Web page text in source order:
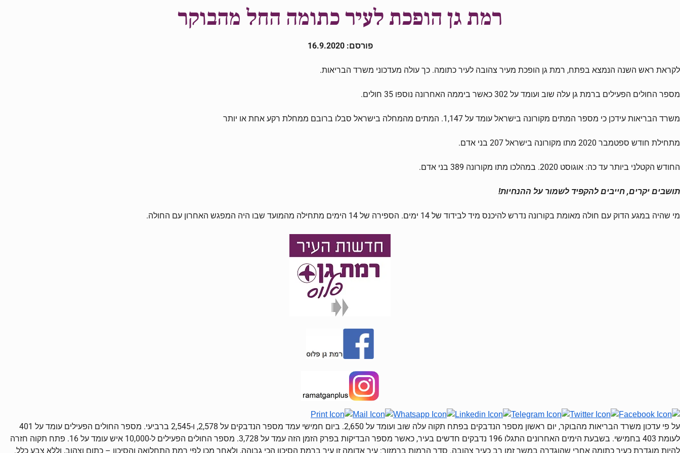
רמת גן הופכת לעיר כתומה החל מהבוקר
פורסם: 16.9.2020
לקראת ראש השנה הנמצא בפתח, רמת גן הופכת מעיר צהובה לעיר כתומה. כך עולה מעדכוני משרד הבריאות.
מספר החולים הפעילים ברמת גן עלה שוב ועומד על 302 כאשר ביממה האחרונה נוספו 35 חולים.
משרד הבריאות עידכן כי מספר המתים מקורונה בישראל עומד על 1,147. המתים מהמחלה בישראל סבלו ברובם ממחלת רקע אחת או יותר
מתחילת חודש ספטמבר 2020 מתו מקורונה בישראל 207 בני אדם.
החודש הקטלני ביותר עד כה: אוגוסט 2020. במהלכו מתו מקורונה 389 בני אדם.
תושבים יקרים, חייבים להקפיד לשמור על ההנחיות!
מי שהיה במגע הדוק עם חולה מאומת בקורונה נדרש להיכנס מיד לבידוד של 14 ימים. הספירה של 14 הימים מתחילה מהמועד שבו היה המפגש האחרון עם החולה.
על פי עדכון משרד הבריאות מהבוקר, יום ראשון מספר הנדבקים בפתח תקוה עלה שוב ועומד על 2,650. ביום חמישי עמד מספר הנדבקים על 2,578, ו-2,545 ברביעי. מספר החולים הפעילים עומד על 401
לעומת 403 בחמישי. בשבעת הימים האחרונים התגלו 196 נדבקים חדשים בעיר, כאשר מספר הבדיקות בפרק הזמן הזה עמד על 3,728. מספר החולים הפעילים ל-10,000 איש עומד על 16. פתח תקוה חזרה
להיות מוגדרת כעיר כתומה אחרי שהוגדרה במשך זמן רב כעיר צהובה. סדר הרמות ברמזור: עיר אדומה זו עיר ברמת הסיכון הכי גבוהה, ולאחר מכן לפי רמת התחלואה והסיכון – כתום וצהוב, וללא צבע כלל.